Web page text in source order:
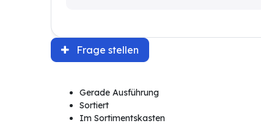
Frage stellen
Gerade Ausführung
Sortiert
Im Sortimentskasten